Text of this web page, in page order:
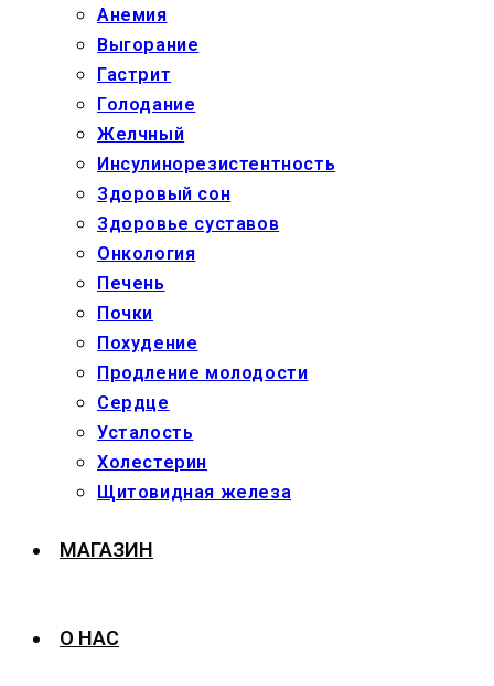
Анемия
Выгорание
Гастрит
Голодание
Желчный
Инсулинорезистентность
Здоровый сон
Здоровье суставов
Онкология
Печень
Почки
Похудение
Продление молодости
Сердце
Усталость
Холестерин
Щитовидная железа
МАГАЗИН
О НАС